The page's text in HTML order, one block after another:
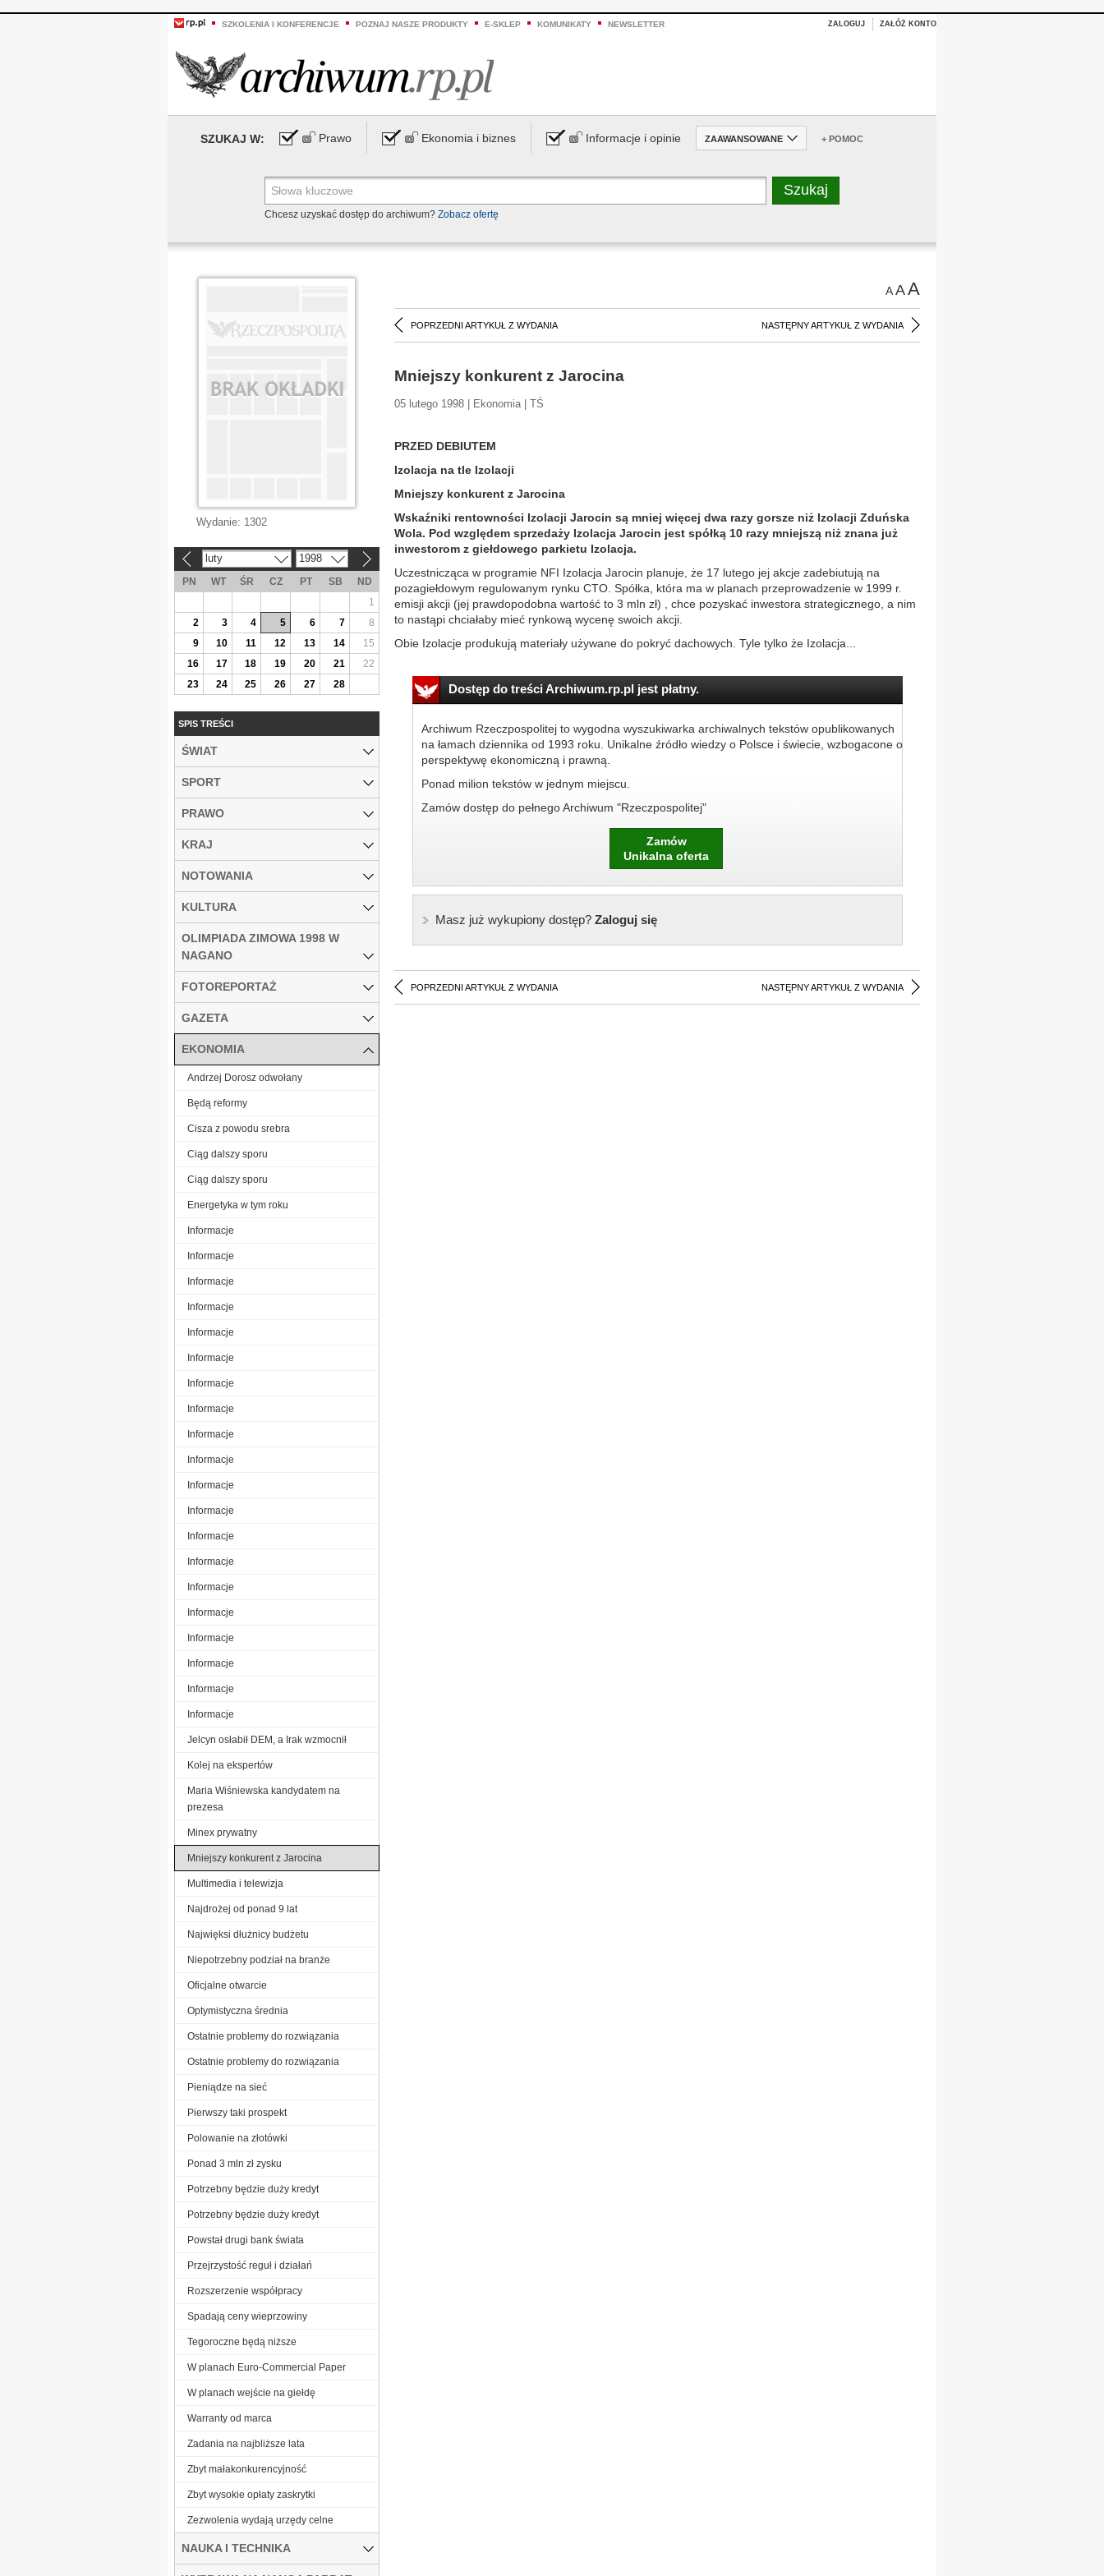
SZKOLENIA I KONFERENCJE POZNAJ NASZE PRODUKTY E-SKLEP KOMUNIKATY NEWSLETTER ZALOGUJ ZAŁÓŻ KONTO
SZUKAJ W: Prawo Ekonomia i biznes Informacje i opinie ZAAWANSOWANE + POMOC
Chcesz uzyskać dostęp do archiwum? Zobacz ofertę
AAA
POPRZEDNI ARTYKUŁ Z WYDANIA NASTĘPNY ARTYKUŁ Z WYDANIA
Mniejszy konkurent z Jarocina
05 lutego 1998 | Ekonomia | TŚ
PRZED DEBIUTEM
Izolacja na tle Izolacji
Mniejszy konkurent z Jarocina
Wskaźniki rentowności Izolacji Jarocin są mniej więcej dwa razy gorsze niż Izolacji Zduńska
Wola. Pod względem sprzedaży Izolacja Jarocin jest spółką 10 razy mniejszą niż znana już
inwestorom z giełdowego parkietu Izolacja.
Uczestnicząca w programie NFI Izolacja Jarocin planuje, że 17 lutego jej akcje zadebiutują na
pozagiełdowym regulowanym rynku CTO. Spółka, która ma w planach przeprowadzenie w 1999 r.
emisji akcji (jej prawdopodobna wartość to 3 mln zł) , chce pozyskać inwestora strategicznego, a nim
to nastąpi chciałaby mieć rynkową wycenę swoich akcji.
Obie Izolacje produkują materiały używane do pokryć dachowych. Tyle tylko że Izolacja...
Dostęp do treści Archiwum.rp.pl jest płatny.
Archiwum Rzeczpospolitej to wygodna wyszukiwarka archiwalnych tekstów opublikowanych
na łamach dziennika od 1993 roku. Unikalne źródło wiedzy o Polsce i świecie, wzbogacone o
perspektywę ekonomiczną i prawną.
Ponad milion tekstów w jednym miejscu.
Zamów dostęp do pełnego Archiwum "Rzeczpospolitej"
Zamów
Unikalna oferta
Masz już wykupiony dostęp?Zaloguj się
POPRZEDNI ARTYKUŁ Z WYDANIA NASTĘPNY ARTYKUŁ Z WYDANIA
Wydanie: 1302
luty 1998
PN WT ŚR CZ PT SB
ND
1
2
3 4 5 6 7
8
9
10 11 12 13 14
15
16
17 18 19 20 21
22
23
24 25 26 27 28
SPIS TREŚCI
ŚWIAT
SPORT
PRAWO
KRAJ
NOTOWANIA
KULTURA
OLIMPIADA ZIMOWA 1998 W
NAGANO
FOTOREPORTAŻ
GAZETA
EKONOMIA
Andrzej Dorosz odwołany
Będą reformy
Cisza z powodu srebra
Ciąg dalszy sporu
Ciąg dalszy sporu
Energetyka w tym roku
Informacje
Informacje
Informacje
Informacje
Informacje
Informacje
Informacje
Informacje
Informacje
Informacje
Informacje
Informacje
Informacje
Informacje
Informacje
Informacje
Informacje
Informacje
Informacje
Informacje
Jelcyn osłabił DEM, a Irak wzmocnił
Kolej na ekspertów
Maria Wiśniewska kandydatem na
prezesa
Minex prywatny
Mniejszy konkurent z Jarocina
Multimedia i telewizja
Najdrożej od ponad 9 lat
Najwięksi dłużnicy budżetu
Niepotrzebny podział na branże
Oficjalne otwarcie
Optymistyczna średnia
Ostatnie problemy do rozwiązania
Ostatnie problemy do rozwiązania
Pieniądze na sieć
Pierwszy taki prospekt
Polowanie na złotówki
Ponad 3 mln zł zysku
Potrzebny będzie duży kredyt
Potrzebny będzie duży kredyt
Powstał drugi bank świata
Przejrzystość reguł i działań
Rozszerzenie współpracy
Spadają ceny wieprzowiny
Tegoroczne będą niższe
W planach Euro-Commercial Paper
W planach wejście na giełdę
Warranty od marca
Zadania na najbliższe lata
Zbyt małakonkurencyjność
Zbyt wysokie opłaty zaskrytki
Zezwolenia wydają urzędy celne
NAUKA I TECHNIKA